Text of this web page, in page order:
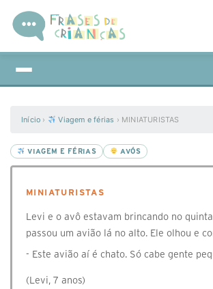
Início › Viagem e férias › MINIATURISTAS
VIAGEM E FÉRIAS AVÓS
MINIATURISTAS
Levi e o avô estavam brincando no
passou um avião lá no alto. Ele olhou e
- Este avião aí é chato. Só cabe gente
(Levi, 7 anos)